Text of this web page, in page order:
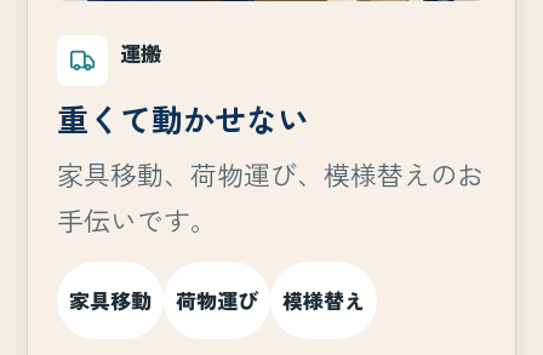
運搬
重くて動かせない
家具移動、荷物運び、模様替えのお
手伝いです。
家具移動 荷物運び 模様替え